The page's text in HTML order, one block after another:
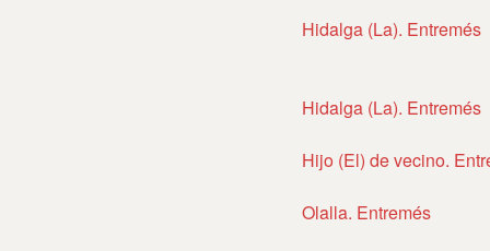
Hidalga (La). Entremés
Hidalga (La). Entremés
Hijo (El) de vecino.
Olalla. Entremés